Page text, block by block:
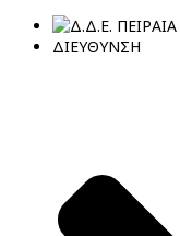
ΔΙΕΥΘΥΝΣΗ